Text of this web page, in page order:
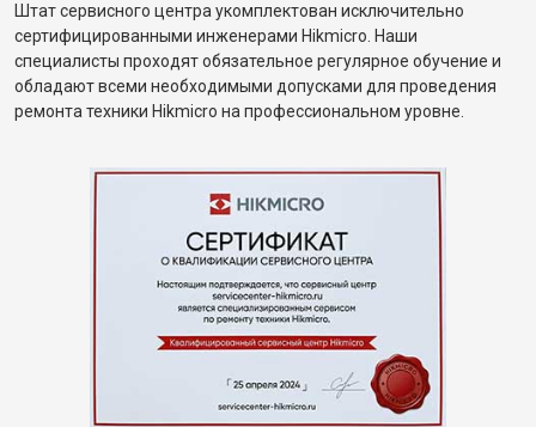
Штат сервисного центра укомплектован исключительно
сертифицированными инженерами Hikmicro. Наши
специалисты проходят обязательное регулярное обучение и
обладают всеми необходимыми допусками для проведения
ремонта техники Hikmicro на профессиональном уровне.